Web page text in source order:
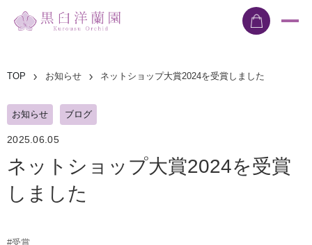
TOP お知らせ ネットショップ大賞2024を受賞しました
お知らせ ブログ
2025.06.05
ネットショップ大賞2024を受賞
しました
#受賞